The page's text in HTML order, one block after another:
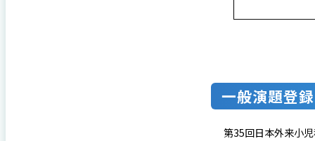
⼀般演題登
第35回日本外来小